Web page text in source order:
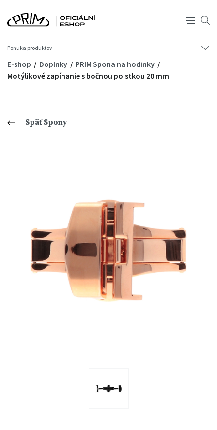
Ponuka produktov
E-shop Doplnky
PRIM Spona na hodinky
Motýlikové zapínanie s bočnou poistkou 20 mm
Späť Spony